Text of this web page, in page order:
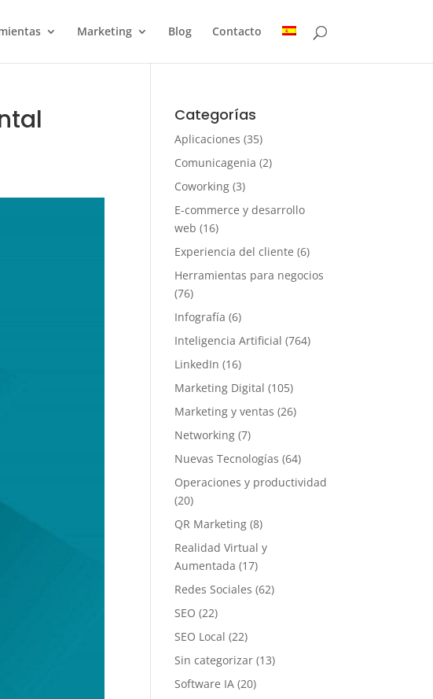
Marketing Blog Contacto
Categorías
Aplicaciones (35)
Comunicagenia (2)
Coworking (3)
E-commerce y desarrollo
web (16)
Experiencia del cliente (6)
Herramientas para negocios
(76)
Infografía (6)
Inteligencia Artificial (764)
LinkedIn (16)
Marketing Digital (105)
Marketing y ventas (26)
Networking (7)
Nuevas Tecnologías (64)
Operaciones y productividad
(20)
QR Marketing (8)
Realidad Virtual y
Aumentada (17)
Redes Sociales (62)
SEO (22)
SEO Local (22)
Sin categorizar (13)
Software IA (20)